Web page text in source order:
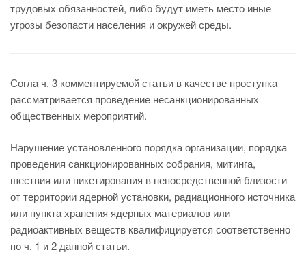
трудовых обязанностей, либо будут иметь место иные
угрозы безопасти населения и окружей среды.
Согла ч. 3 комментируемой статьи в качестве проступка
рассматривается проведение несанкционированных
общественных мероприятий.
Нарушение установленного порядка организации, порядка
проведения санкционированных собрания, митинга,
шествия или пикетирования в непосредственной близости
от территории ядерной установки, радиационного источника
или пункта хранения ядерных материалов или
радиоактивных веществ квалифицируется соответственно
по ч. 1 и 2 данной статьи.